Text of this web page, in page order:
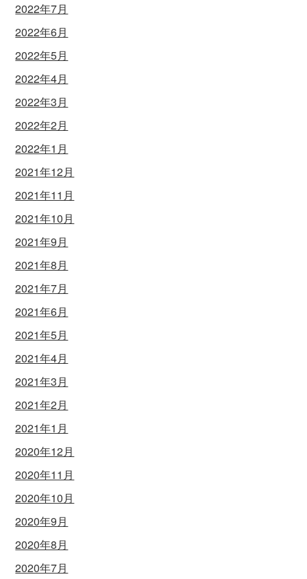
2022年7月
2022年6月
2022年5月
2022年4月
2022年3月
2022年2月
2022年1月
2021年12月
2021年11月
2021年10月
2021年9月
2021年8月
2021年7月
2021年6月
2021年5月
2021年4月
2021年3月
2021年2月
2021年1月
2020年12月
2020年11月
2020年10月
2020年9月
2020年8月
2020年7月